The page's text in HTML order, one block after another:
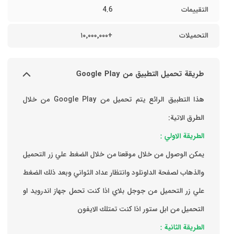
التقييمات 4.6
التحميلات +١٠٬٠٠٠٬٠٠٠
طريقة تحميل التطبيق من Google Play
هذا التطبيق الرائع يتم تحميل من Google Play من خلال
الطرق الاتية:
الطريقة الاولي :
يمكن الوصول من خلال موقعنا من خلال الضغط علي زر التحميل
والذهاب لصفحة الداونلود وانتظار عداد الثواني وبعد ذلك الضغط
علي زر التحميل من جوجل بلاي اذا كنت تحمل جهاز اندرويد او
التحميل من ابل ستور اذا كنت تمتلك الايفون
الطريقة الثانية :